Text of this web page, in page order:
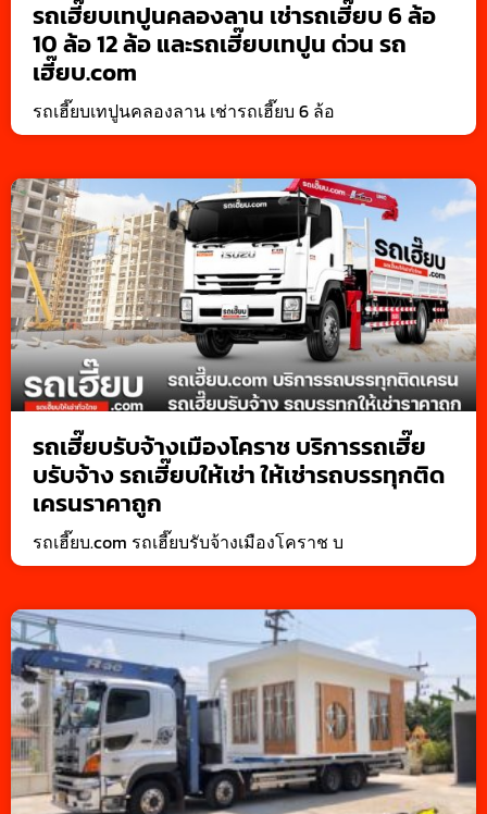
รถเฮี๊ยบเทปูนคลองลาน เช่ารถเฮี๊ยบ 6 ล้อ
10 ล้อ 12 ล้อ และรถเฮี๊ยบเทปูน ด่วน รถ
เฮี๊ยบ.com
รถเฮี๊ยบเทปูนคลองลาน เช่ารถเฮี๊ยบ 6 ล้อ
รถเฮี๊ยบรับจ้างเมืองโคราช บริการรถเฮี๊ย
บรับจ้าง รถเฮี๊ยบให้เช่า ให้เช่ารถบรรทุกติด
เครนราคาถูก
รถเฮี๊ยบ.com รถเฮี๊ยบรับจ้างเมืองโคราช บ